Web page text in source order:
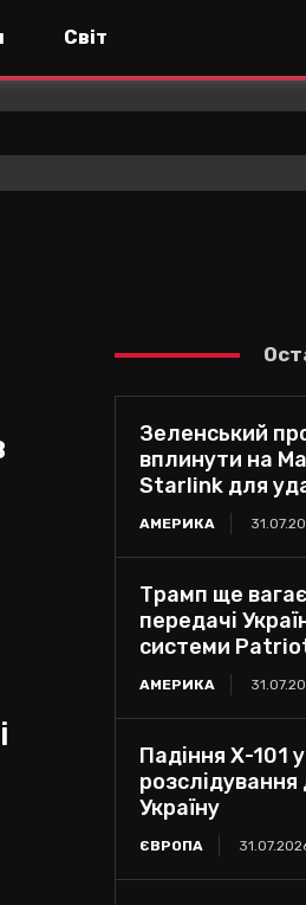
Світ
Зеленський
вплинути на
Starlink для
АМЕРИКА
Трамп ще
передачі
системи
АМЕРИКА
Падіння Х-101
Україну
ЄВРОПА